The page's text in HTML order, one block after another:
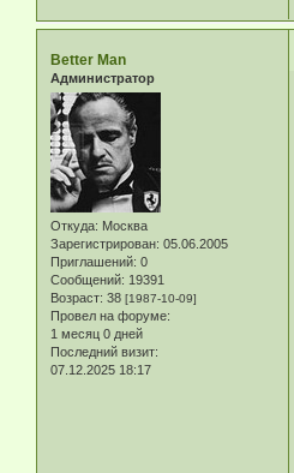
Better Man
Администратор
Откуда: Москва
Зарегистрирован: 05.06.2005
Приглашений: 0
Сообщений: 19391
Возраст: 38 [1987-10-09]
Провел на форуме:
1 месяц 0 дней
Последний визит:
07.12.2025 18:17